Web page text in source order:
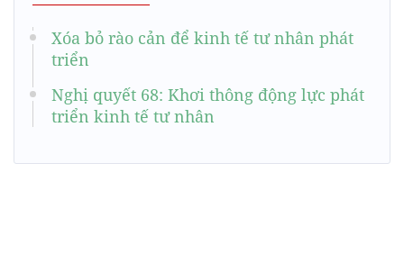
Xóa bỏ rào cản để kinh tế tư nhân phát
triển
Nghị quyết 68: Khơi thông động lực phát
triển kinh tế tư nhân